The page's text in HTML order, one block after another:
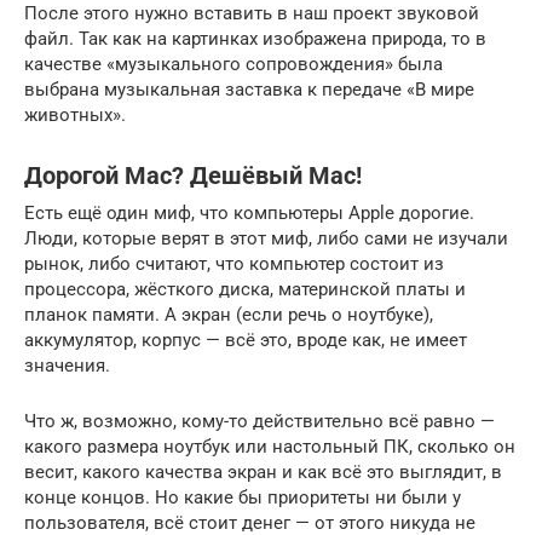
После этого нужно вставить в наш проект звуковой
файл. Так как на картинках изображена природа, то в
качестве «музыкального сопровождения» была
выбрана музыкальная заставка к передаче «В мире
животных».
Дорогой Mac? Дешёвый Mac!
Есть ещё один миф, что компьютеры Apple дорогие.
Люди, которые верят в этот миф, либо сами не изучали
рынок, либо считают, что компьютер состоит из
процессора, жёсткого диска, материнской платы и
планок памяти. А экран (если речь о ноутбуке),
аккумулятор, корпус — всё это, вроде как, не имеет
значения.
Что ж, возможно, кому-то действительно всё равно —
какого размера ноутбук или настольный ПК, сколько он
весит, какого качества экран и как всё это выглядит, в
конце концов. Но какие бы приоритеты ни были у
пользователя, всё стоит денег — от этого никуда не